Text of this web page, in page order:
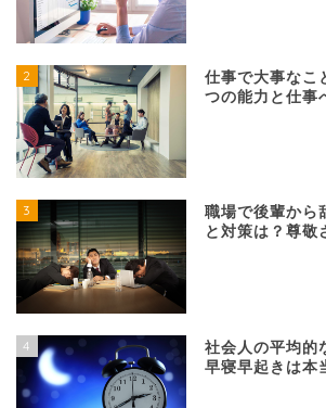
2
仕事で大事なこ
つの能力と仕事
3
職場で後輩から
と対策は？尊敬
4
社会人の平均的
早寝早起きは本